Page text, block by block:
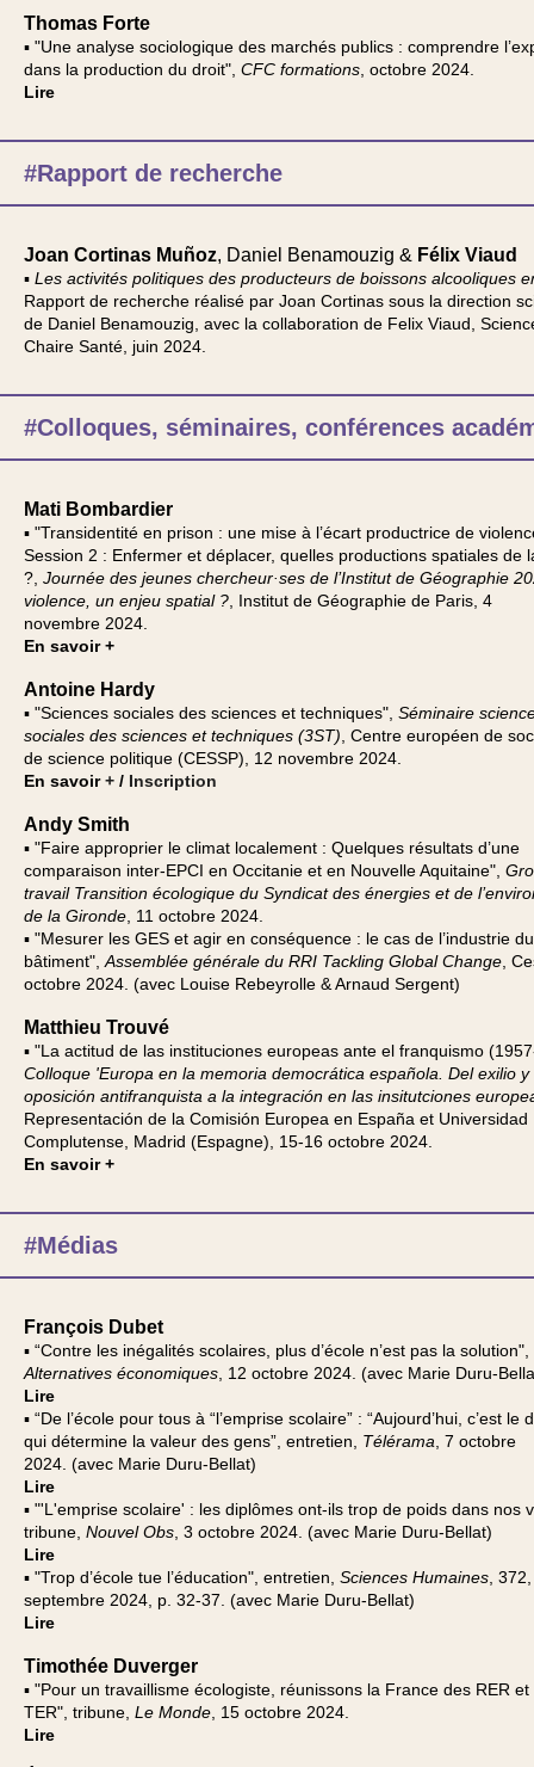
Thomas Forte
▪ "Une analyse sociologique des marchés publics : comprendre
dans la production du droit", CFC formations , octobre 2024.
Lire
#Rapport de recherche
Joan Cortinas Muñoz, Daniel Benamouzig & Félix Viaud
▪ Les activités politiques des producteurs de boissons alcooliques
Rapport de recherche réalisé par Joan Cortinas sous la direction
de Daniel Benamouzig, avec la collaboration de Felix Viaud,
Chaire Santé, juin 2024.
#Colloques, séminaires, conférences
Mati Bombardier
▪ "Transidentité en prison : une mise à l’écart productrice de
Session 2 : Enfermer et déplacer, quelles productions spatiales de
?, Journée des jeunes chercheur·ses de l’Institut de Géographie
violence, un enjeu spatial ? , Institut de Géographie de Paris, 4
novembre 2024.
En savoir +
Antoine Hardy
▪ "Sciences sociales des sciences et techniques", Séminaire
sociales des sciences et techniques (3ST) , Centre européen de
de science politique (CESSP), 12 novembre 2024.
En savoir+ / Inscription
Andy Smith
▪ "Faire approprier le climat localement : Quelques résultats d’une
comparaison inter-EPCI en Occitanie et en Nouvelle Aquitaine",
travail Transition écologique du Syndicat des énergies et de
de la Gironde , 11 octobre 2024.
▪ "Mesurer les GES et agir en conséquence : le cas de l’industrie du
bâtiment", Assemblée générale du RRI Tackling Global Change ,
octobre 2024. (avec Louise Rebeyrolle & Arnaud Sergent)
Matthieu Trouvé
▪ "La actitud de las instituciones europeas ante el franquismo
Colloque 'Europa en la memoria democrática española. Del exilio y
oposición antifranquista a la integración en las insitutciones
Representación de la Comisión Europea en España et Universidad
Complutense, Madrid (Espagne), 15-16 octobre 2024.
En savoir +
#Médias
François Dubet
▪ “Contre les inégalités scolaires, plus d’école n’est pas la
Alternatives économiques , 12 octobre 2024. (avec Marie Duru-
Lire
▪ “De l’école pour tous à “l’emprise scolaire” : “Aujourd’hui, c’est le
qui détermine la valeur des gens”, entretien, Télérama , 7 octobre
2024. (avec Marie Duru-Bellat)
Lire
▪ "'L'emprise scolaire' : les diplômes ont-ils trop de poids dans nos
tribune, Nouvel Obs , 3 octobre 2024. (avec Marie Duru-Bellat)
Lire
▪ "Trop d’école tue l’éducation", entretien, Sciences Humaines , 372,
septembre 2024, p. 32-37. (avec Marie Duru-Bellat)
Lire
Timothée Duverger
▪ "Pour un travaillisme écologiste, réunissons la France des RER et
TER", tribune, Le Monde , 15 octobre 2024.
Lire